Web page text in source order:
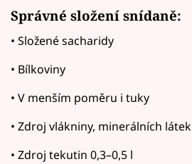
Správné složení snídaně:
• Složené sacharidy
• Bílkoviny
• V menším poměru i tuky
• Zdroj vlákniny, minerálních
• Zdroj tekutin 0,3–0,5 l